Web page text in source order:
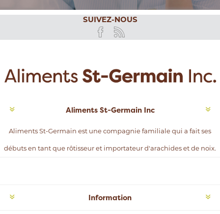
SUIVEZ-NOUS
Aliments St-Germain Inc
Aliments St-Germain est une compagnie familiale qui a fait ses
débuts en tant que rôtisseur et importateur d'arachides et de noix.
Information